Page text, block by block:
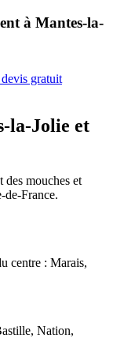
à Mantes-la-
gratuit
la-Jolie et
mouches et
de-France.
centre : Marais,
Nation,